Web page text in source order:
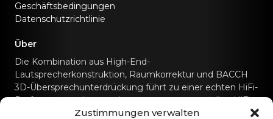
Zustimmungen verwalten
Geschäftsbedingungen
Datenschutzrichtlinie
Über
Die Kombination aus High-End-
Lautsprecherkonstruktion, Raumkorrektur und BACCH
3D-Übersprechunterdrückung führt zu einer echten HiFi-
Performance, wie man sie sonst nur von speziellen HiFi-
Soundsystemen kennt.